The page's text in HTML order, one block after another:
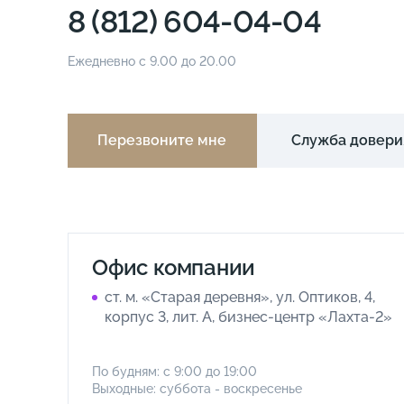
8 (812) 604-04-04
Ежедневно с 9.00 до 20.00
Перезвоните мне Служба
Офис компании
ст. м. «Старая деревня», ул. Оптиков, 4,
корпус 3, лит. А, бизнес-центр «Лахта-2»
По будням: с 9:00 до 19:00
Выходные: суббота - воскресенье